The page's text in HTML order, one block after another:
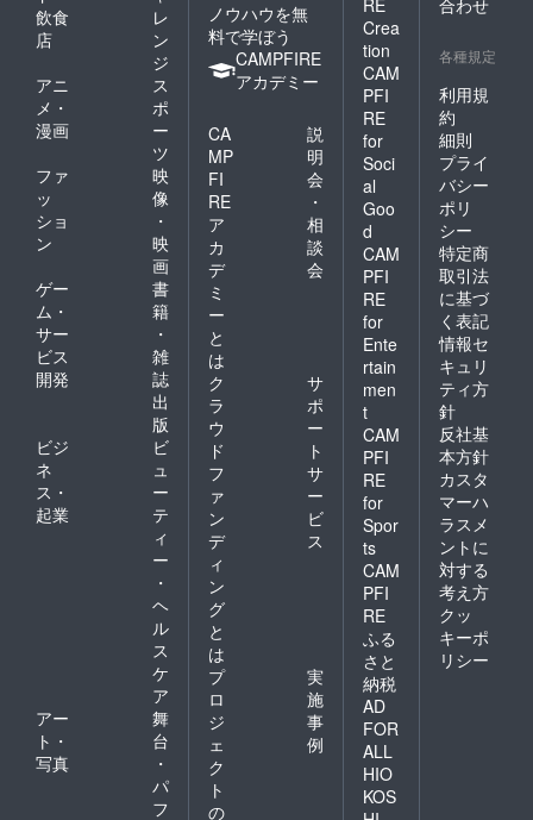
飲食
店
レ
ン
ジ
アニ
メ・
漫画
ス
ポ
ー
ツ
ファ
ッ
ショ
ン
映
像
・
映
画
ゲー
ム・
サー
ビス
開発
書
籍
・
雑
誌
出
版
ビジ
ネ
ス・
起業
ビ
ュ
ー
テ
ィ
ー
・
ヘ
ル
ス
ケ
ア
アー
ト・
写真
舞
台
・
パ
フ
ノウハウを無
料で学ぼう
CAMPFIRE
アカデミー
CA
MP
FI
RE
ア
カ
デ
ミ
ー
と
は
説
明
会
・
相
談
会
ク
ラ
ウ
ド
フ
ァ
ン
デ
ィ
ン
グ
と
は
サ
ポ
ー
ト
サ
ー
ビ
ス
プ
ロ
ジ
ェ
ク
ト
の
実
施
事
例
RE
Crea
tion
CAM
PFI
RE
for
Soci
al
Goo
d
CAM
PFI
RE
for
Ente
rtain
men
t
CAM
PFI
RE
for
Spor
ts
CAM
PFI
RE
ふる
さと
納税
AD
FOR
ALL
HIO
KOS
合わせ
各種規定
利用規
約
細則
プライ
バシー
ポリ
シー
特定商
取引法
に基づ
く表記
情報セ
キュリ
ティ方
針
反社基
本方針
カスタ
マーハ
ラスメ
ントに
対する
考え方
クッ
キーポ
リシー